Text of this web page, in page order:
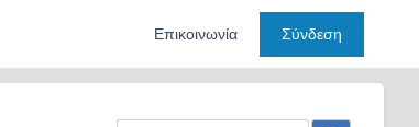
Επικοινωνία Σύνδεση